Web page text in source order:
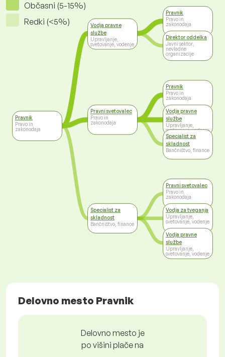
Občasni (5-15%)
Redki (<5%)
Pravnik
Pravo in
zakonodaja
Vodja pravne
službe
Upravljanje,
svetovanje, vodenje
Pravni svetovalec
Pravo in
zakonodaja
Specialist za
skladnost
Bančništvo, finance
Pravnik
Pravo in
zakonodaja
Direktor oddelka
Javni sektor,
nevladne
organizacije
Pravnik
Pravo in
zakonodaja
Vodja pravne
službe
Upravljanje,
svetovanje, vodenje
Specialist za
skladnost
Bančništvo, finance
Pravni svetovalec
Pravo in
zakonodaja
Vodja za tveganja
Upravljanje,
svetovanje, vodenje
Vodja pravne
službe
Upravljanje,
svetovanje, vodenje
Delovno mesto Pravnik
Delovno mesto je
po višini plače na